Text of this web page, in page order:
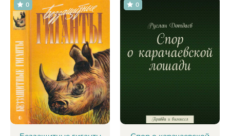
0 0